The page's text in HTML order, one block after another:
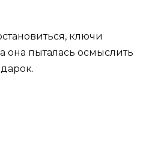
ключи
она пыталась осмыслить